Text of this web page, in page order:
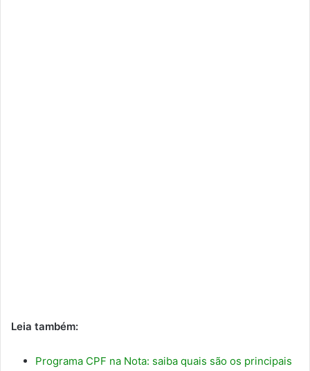
Leia também:
Programa CPF na Nota: saiba quais são os principais